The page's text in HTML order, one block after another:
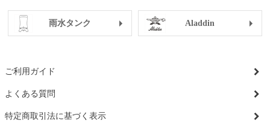
雨水タンク Aladdin
ご利用ガイド
よくある質問
特定商取引法に基づく表示